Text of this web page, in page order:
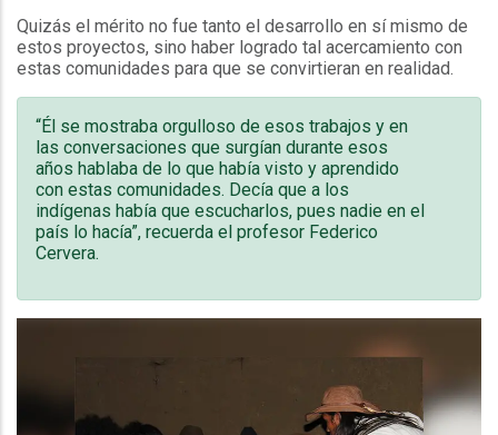
Quizás el mérito no fue tanto el desarrollo en sí mismo de
estos proyectos, sino haber logrado tal acercamiento con
estas comunidades para que se convirtieran en realidad.
“Él se mostraba orgulloso de esos trabajos y en
las conversaciones que surgían durante esos
años hablaba de lo que había visto y aprendido
con estas comunidades. Decía que a los
indígenas había que escucharlos, pues nadie en el
país lo hacía”, recuerda el profesor Federico
Cervera.